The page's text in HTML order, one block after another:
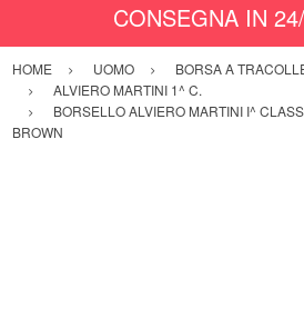
CONSEGNA IN
HOME UOMO
BORSA A
ALVIERO MARTINI 1^ C.
BORSELLO ALVIERO MARTINI I^
BROWN